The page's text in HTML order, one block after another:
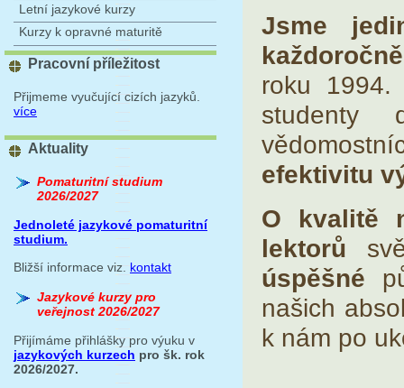
Letní jazykové kurzy
Kurzy k opravné maturitě
Pracovní příležitost
Přijmeme vyučující cizích jazyků.
více
Aktuality
Pomaturitní studium
2026/2027
Jednoleté jazykové pomaturitní
studium.
Bližší informace viz.kontakt
Jazykové kurzy pro
veřejnost 2026/2027
Přijímáme přihlášky pro výuku v
jazykových kurzech pro šk. rok
2026/2027.
Jsme
každoročně
roku
studenty
efektivitu
O kvalitě
lektorů
úspěšné
našich
k nám po